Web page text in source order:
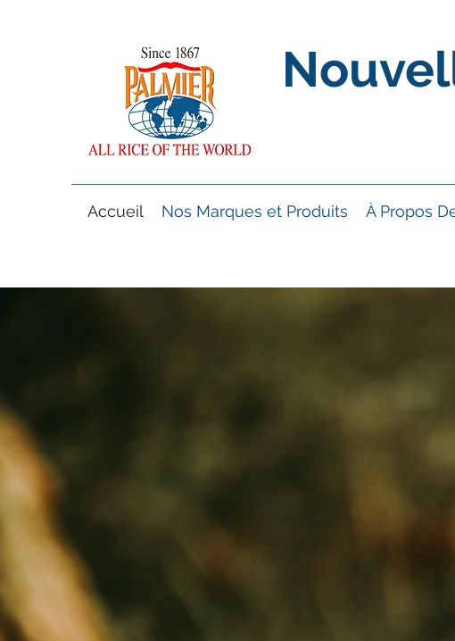
Accueil Nos Marques et Produits À Propos
Tous
Lorsqu'il s'agit
vous pouvez